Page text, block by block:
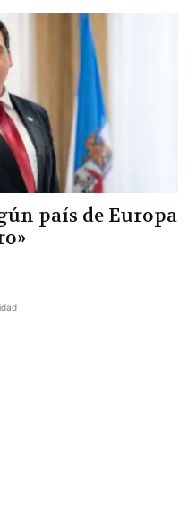
país de Europa